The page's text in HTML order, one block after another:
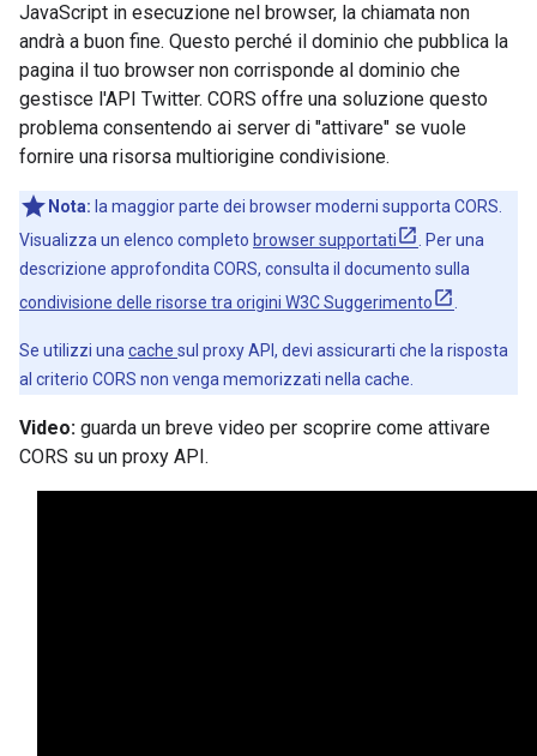
JavaScript in esecuzione nel browser, la chiamata non
andrà a buon fine. Questo perché il dominio che pubblica la
pagina il tuo browser non corrisponde al dominio che
gestisce l'API Twitter. CORS offre una soluzione questo
problema consentendo ai server di "attivare" se vuole
fornire una risorsa multiorigine condivisione.
Nota: la maggior parte dei browser moderni supporta CORS.
Visualizza un elenco completo browser supportati
. Per una
descrizione approfondita CORS, consulta il documento sulla
condivisione delle risorse tra origini W3C Suggerimento
Se utilizzi una cache sul proxy API, devi assicurarti che la risposta
al criterio CORS non venga memorizzati nella cache.
Video: guarda un breve video per scoprire come attivare
CORS su un proxy API.